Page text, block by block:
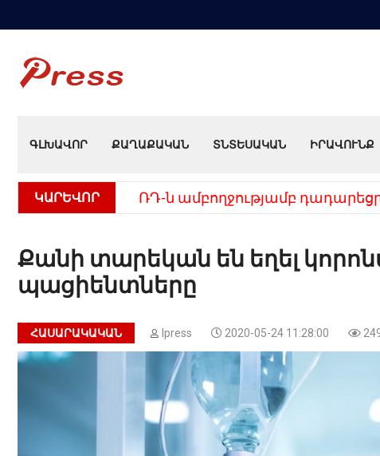
ԳԼԽԱՎՈՐ ՔԱՂԱՔԱԿԱՆ ՏՆՏԵՍԱԿԱՆ ԻՐԱՎՈՒՆՔ
ԿԱՐԵՎՈՐ ՌԴ-ն ամբողջությամբ
Քանի տարեկան են եղել
պացիենտները
ՀԱՍԱՐԱԿԱԿԱՆ Ipress 2020-05-24 11:28:00